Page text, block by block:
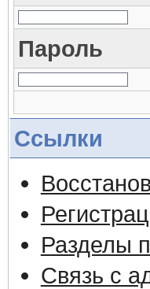
Пароль
Ссылки
Разделы
Связь с